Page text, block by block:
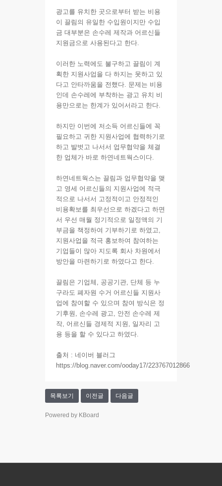
광고를 유치한 곳으로부터 받는 비용
이 끌림의 유일한 수입원이지만 수입
금 대부분은 손수레 제작과 어르신들
지원금으로 사용된다고 한다.
이러한 노력에도 불구하고 끌림이 계
획한 지원사업을 다 하지는 못하고 있
다고 안타까움을 전했다. 문제는 비용
인데 손수레에 부착하는 광고 유치 비
용만으로는 한계가 있어서라고 한다.
하지만 이번에 저소득 어르신들에 꼭
필요하고 귀한 지원사업에 협력하기로
하고 발벗고 나서서 업무협약을 체결
한 업체가 바로 하연네트웍스이다.
하연네트웍스는 끌림과 업무협약을 맺
고 영세 어르신들의 지원사업에 적극
적으로 나서서 고정적이고 안정적인
비용확보를 최우선으로 하겠다고 하면
서 우선 매월 정기적으로 일정액의 기
부금을 책정하여 기부하기로 하였고,
지원사업을 적극 홍보하여 참여하는
기업들이 많아 지도록 회사 차원에서
방안을 마련하기로 하였다고 한다.
끌림은 기업체, 공공기관, 단체 등 누
구라도 폐자원 수거 어르신들 지원사
업에 참여할 수 있으며 참여 방식은 정
기후원, 손수레 광고, 안전 손수레 제
작, 어르신들 경제적 지원, 일자리 고
용 등을 할 수 있다고 하였다.
출처 : 네이버 블러그
https://blog.naver.com/ooday17/223767012866
목록보기 이전글 다음글
Powered by KBoard